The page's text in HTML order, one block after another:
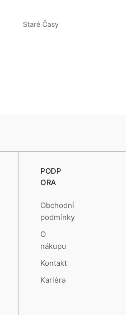
Staré Časy
PODP
ORA
Obchodní
podmínky
O
nákupu
Kontakt
Kariéra